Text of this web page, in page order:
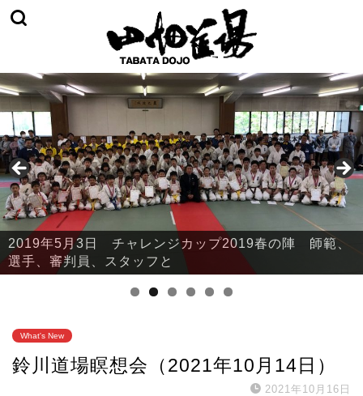
2019年5月3日 チャレンジカップ2019春の陣 師範、
選手、審判員、スタッフと
2019年5月3日 チャレンジカップ2019春の陣 本部・
鈴川
What's New
鈴川道場瞑想会（2021年10月14日）
2021年10月16日